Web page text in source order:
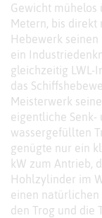
Gewicht mühelos
Metern, bis
Hebewerk
ein
gleichzeitig LWL-
das
Meisterwerk
eigentliche Senk-
wassergefüllten
genügte nur ein
kW zum Antrieb,
Hohlzylinder im
einen natürlichen
den Trog und die